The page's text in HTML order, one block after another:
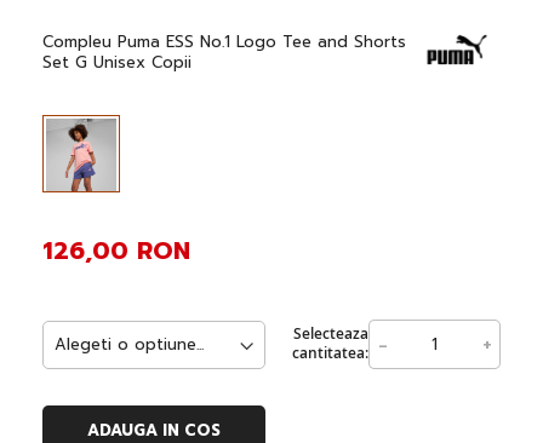
gallery
Compleu Puma ESS No.1 Logo Tee and Shorts
Set G Unisex Copii
Selecteaza
cantitatea: - +
126,00 RON
ADAUGA IN COS